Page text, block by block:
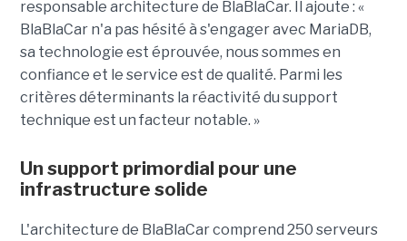
responsable architecture de BlaBlaCar. Il ajoute : «
BlaBlaCar n'a pas hésité à s'engager avec MariaDB,
sa technologie est éprouvée, nous sommes en
confiance et le service est de qualité. Parmi les
critères déterminants la réactivité du support
technique est un facteur notable. »
Un support primordial pour une
infrastructure solide
L'architecture de BlaBlaCar comprend 250 serveurs